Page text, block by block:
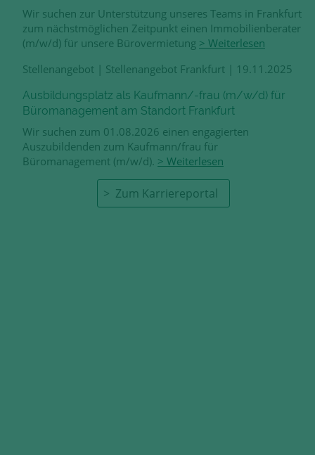
Wir suchen zur Unterstützung unseres Teams in Frankfurt
zum nächstmöglichen Zeitpunkt einen Immobilienberater
(m/w/d) für unsere Bürovermietung > Weiterlesen
Stellenangebot | Stellenangebot Frankfurt | 19.11.2025
Ausbildungsplatz als Kaufmann/-frau (m/w/d) für
Büromanagement am Standort Frankfurt
Wir suchen zum 01.08.2026 einen engagierten
Auszubildenden zum Kaufmann/frau für
Büromanagement (m/w/d). > Weiterlesen
Zum Karriereportal